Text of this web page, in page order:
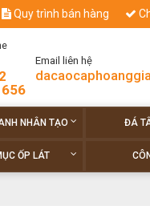
Quy trình bán hàng
Email liên hệ
NHÂN TẠO ĐÁ
ỐP LÁT